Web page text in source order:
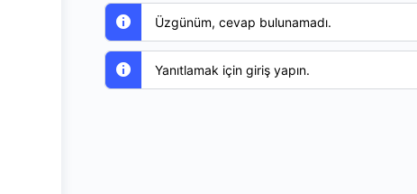
Üzgünüm, cevap bulunamadı.
Yanıtlamak için giriş yapın.